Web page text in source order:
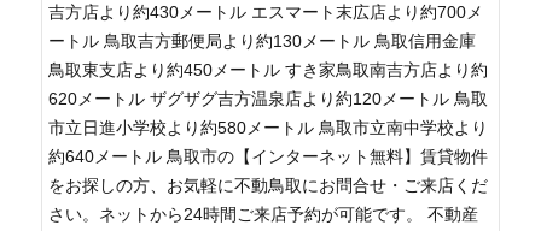
吉方店より約430メートル エスマート末広店より約700メ
ートル 鳥取吉方郵便局より約130メートル 鳥取信用金庫
鳥取東支店より約450メートル すき家鳥取南吉方店より約
620メートル ザグザグ吉方温泉店より約120メートル 鳥取
市立日進小学校より約580メートル 鳥取市立南中学校より
約640メートル 鳥取市の【インターネット無料】賃貸物件
をお探しの方、お気軽に不動鳥取にお問合せ・ご来店くだ
さい。ネットから24時間ご来店予約が可能です。 不動産